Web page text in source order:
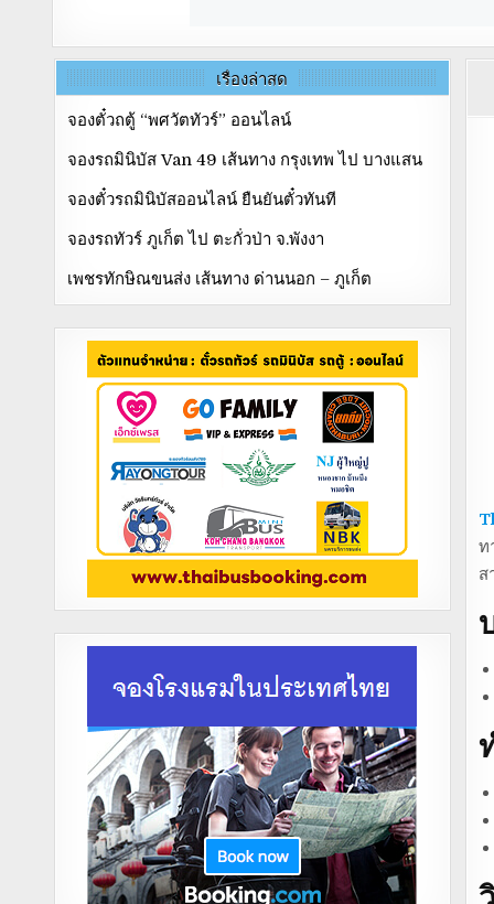
ท
ส
เรื่องล่าสุด
จองตั๋วถตู้ “พศวัตทัวร์” ออนไลน์
จองรถมินิบัส Van 49 เส้นทาง กรุงเทพ ไป บางแสน
จองตั๋วรถมินิบัสออนไลน์ ยืนยันตั๋วทันที
จองรถทัวร์ ภูเก็ต ไป ตะกั่วป่า จ.พังงา
เพชรทักษิณขนส่ง เส้นทาง ด่านนอก – ภูเก็ต